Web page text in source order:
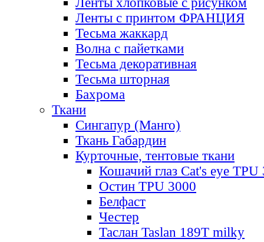
Ленты с принтом ФРАНЦИЯ
Тесьма жаккард
Волна с пайетками
Тесьма декоративная
Тесьма шторная
Бахрома
Ткани
Сингапур (Манго)
Ткань Габардин
Курточные, тентовые ткани
Кошачий глаз Cat's eye TPU
Остин TPU 3000
Белфаст
Честер
Таслан Taslan 189T milky